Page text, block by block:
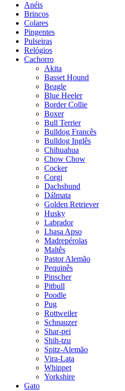
Anéis
Brincos
Colares
Pingentes
Pulseiras
Relógios
Cachorro
Akita
Basset Hound
Beagle
Blue Heeler
Border Collie
Boxer
Bull Terrier
Bulldog Francês
Bulldog Inglês
Chihuahua
Chow Chow
Cocker
Corgi
Dachshund
Dálmata
Golden Retriever
Husky
Labrador
Lhasa Apso
Madrepérolas
Maltês
Pastor Alemão
Pequinês
Pinscher
Pitbull
Poodle
Pug
Rottweiler
Schnauzer
Shar-pei
Shih-tzu
Spitz-Alemão
Vira-Lata
Whippet
Yorkshire
Gato